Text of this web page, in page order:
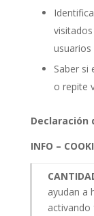
usuarios
Saber si
o repite
Declaración
INFO –
ayudan a
activando